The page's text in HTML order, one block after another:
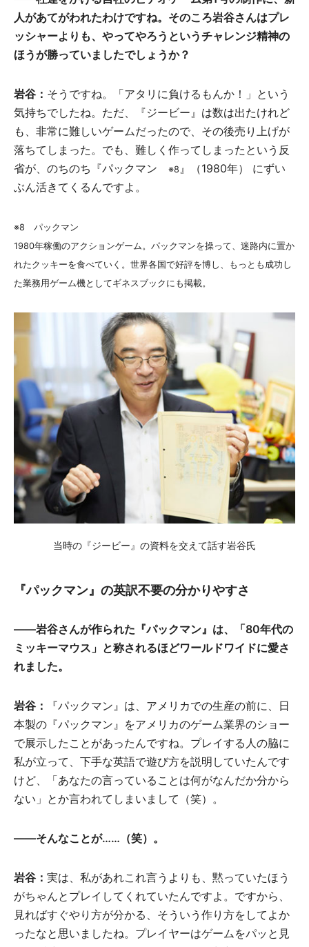
人があてがわれたわけですね。そのころ岩谷さんはプレ
ッシャーよりも、やってやろうというチャレンジ精神の
ほうが勝っていましたでしょうか？
岩谷： そうですね。「アタリに負けるもんか！」という
気持ちでしたね。ただ、『ジービー』は数は出たけれど
も、非常に難しいゲームだったので、その後売り上げが
落ちてしまった。でも、難しく作ってしまったという反
省が、のちのち『パックマン
※8 』（1980年） にずい
ぶん活きてくるんですよ。
※8 パックマン
1980年稼働のアクションゲーム。パックマンを操って、迷路内に置か
れたクッキーを食べていく。世界各国で好評を博し、もっとも成功し
た業務用ゲーム機としてギネスブックにも掲載。
当時の『ジービー』の資料を交えて話す岩谷氏
『パックマン』の英訳不要の分かりやすさ
――岩谷さんが作られた『パックマン』は、「80年代の
ミッキーマウス」と称されるほどワールドワイドに愛さ
れました。
岩谷：
『パックマン』は、アメリカでの生産の前に、日
本製の『パックマン』をアメリカのゲーム業界のショー
で展示したことがあったんですね。プレイする人の脇に
私が立って、下手な英語で遊び方を説明していたんです
けど、「あなたの言っていることは何がなんだか分から
ない」とか言われてしまいまして（笑）。
――そんなことが……（笑）。
岩谷： 実は、私があれこれ言うよりも、黙っていたほう
がちゃんとプレイしてくれていたんですよ。ですから、
見ればすぐやり方が分かる、そういう作り方をしてよか
ったなと思いましたね。プレイヤーはゲームをパッと見